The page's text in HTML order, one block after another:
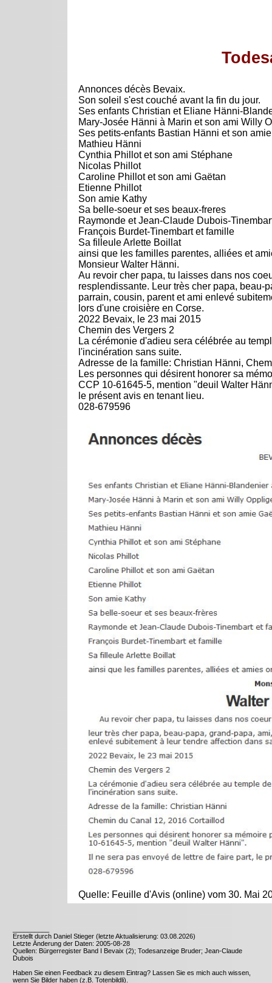
Annonces décès Bevaix.
Son soleil s'est couché avant la fin du jour.
Ses enfants Christian et Eliane Hänni-
Mary-Josée Hänni à Marin et son ami Willy
Ses petits-enfants Bastian Hänni et son
Mathieu Hänni
Cynthia Phillot et son ami Stéphane
Nicolas Phillot
Caroline Phillot et son ami Gaëtan
Etienne Phillot
Son amie Kathy
Sa belle-soeur et ses beaux-freres
Raymonde et Jean-Claude Dubois-
François Burdet-Tinembart et famille
Sa filleule Arlette Boillat
ainsi que les familles parentes, alliées et
Monsieur Walter Hänni.
Au revoir cher papa, tu laisses dans nos
resplendissante. Leur très cher papa, beau-
parrain, cousin, parent et ami enlevé
lors d'une croisière en Corse.
2022 Bevaix, le 23 mai 2015
Chemin des Vergers 2
La cérémonie d'adieu sera célébrée au
l'incinération sans suite.
Adresse de la famille: Christian Hänni,
Les personnes qui désirent honorer sa
CCP 10-61645-5, mention "deuil Walter
le présent avis en tenant lieu.
028-679596
Quelle: Feuille d'Avis (online) vom 30. Mai
Erstellt durch Daniel Stieger (letzte Aktualisierung: 03.08.2026)
Letzte Änderung der Daten: 2005-08-28
Quellen: Bürgerregister Band I Bevaix (2); Todesanzeige Bruder; Jean-Claude
Dubois
Haben Sie einen Feedback zu diesem Eintrag? Lassen Sie es mich auch wissen,
wenn Sie Bilder haben (z.B. Totenbildli).